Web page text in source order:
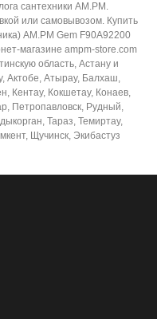
сантехники AM.PM.
или самовывозом. Купить
AM.PM Gem F90A92200
магазине ampm-store.com
область, Астану и
Актобе, Атырау, Балхаш,
Кентау, Кокшетау, Конаев,
Петропавловск, Рудный,
Тараз, Темиртау,
Щучинск, Экибастуз